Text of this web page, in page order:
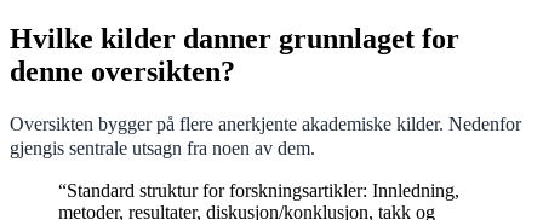
Hvilke kilder danner grunnlaget for
denne oversikten?
Oversikten bygger på flere anerkjente akademiske kilder. Nedenfor
gjengis sentrale utsagn fra noen av dem.
“Standard struktur for forskningsartikler: Innledning,
metoder, resultater, diskusjon/konklusjon, takk og